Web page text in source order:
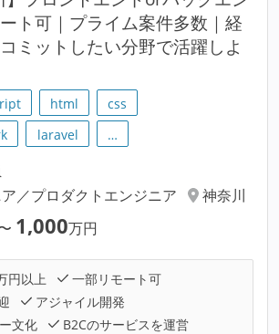
ト可｜プライム案件多数｜経
ミットしたい分野で活躍しよ
html
css
laravel …
／プロダクトエンジニア
神奈川
1,000万円
円以上
一部リモート可
アジャイル開発
文化
B2Cのサービスを運営